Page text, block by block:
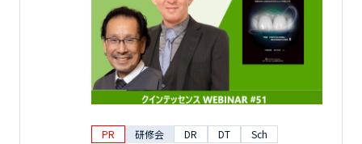
PR 研修会 DR DT Sch